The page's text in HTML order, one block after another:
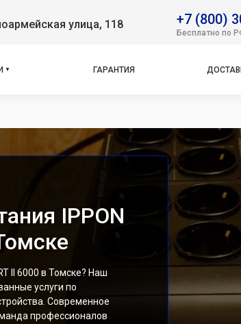
улица, 118 +7 (800)
Бесплатно по
Basic 2200 Euro
Power Pro II 800
RT 2000
ГАРАНТИЯ
IPPON
II 6000 в Томске? Наш
услуги по
Современное
профессионалов